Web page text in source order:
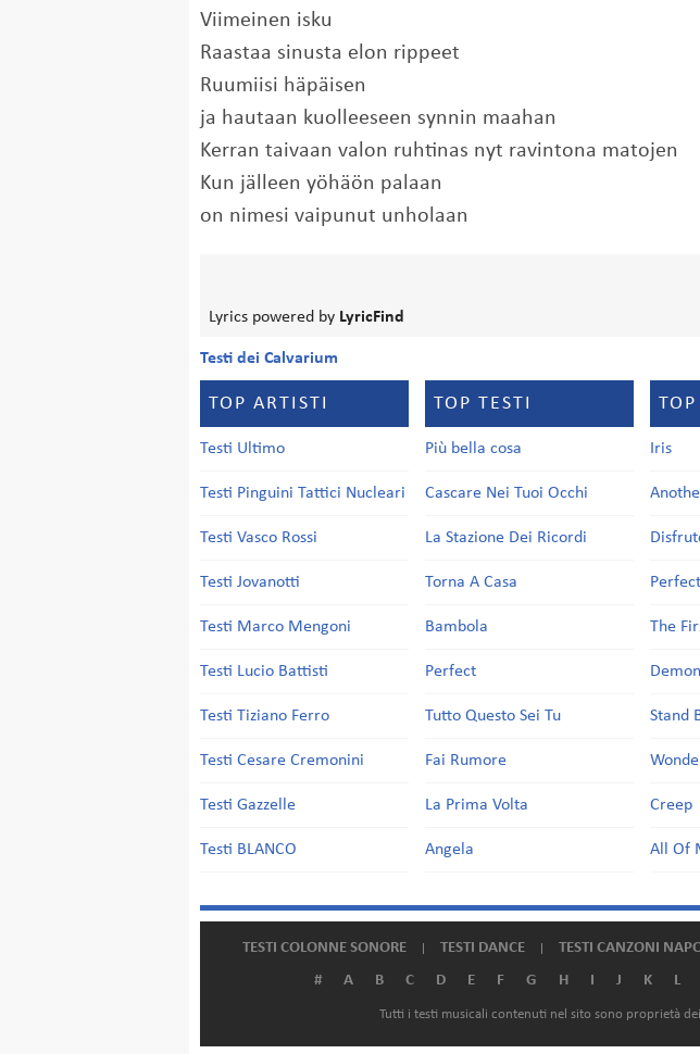
Viimeinen isku
Raastaa sinusta elon rippeet
Ruumiisi häpäisen
ja hautaan kuolleeseen synnin maahan
Kerran taivaan valon ruhtinas nyt ravintona matojen
Kun jälleen yöhäön palaan
on nimesi vaipunut unholaan
Lyrics powered by LyricFind
Testi dei Calvarium
TOP ARTISTI
Testi Ultimo
Testi Pinguini Tattici Nucleari
Testi Vasco Rossi
Testi Jovanotti
Testi Marco Mengoni
Testi Lucio Battisti
Testi Tiziano Ferro
Testi Cesare Cremonini
Testi Gazzelle
Testi BLANCO
TOP TESTI
Più bella cosa
Cascare Nei Tuoi Occhi
La Stazione Dei Ricordi
Torna A Casa
Bambola
Perfect
Tutto Questo Sei Tu
Fai Rumore
La Prima Volta
Angela
Iris
Perfect
The
Stand
Creep
All Of
TESTI COLONNE SONORE TESTI DANCE TESTI CANZONI
#
A B C D E F G H I J K L
Tutti i testi musicali contenuti nel sito sono proprietà